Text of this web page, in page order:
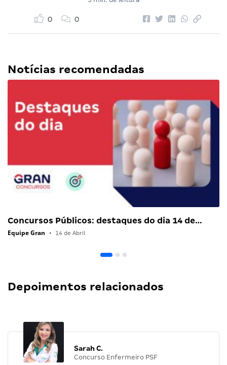
0 0
Notícias recomendadas
Concursos Públicos: destaques do dia 14 de…
Equipe Gran • 14 de Abril
Depoimentos relacionados
Sarah C.
Concurso Enfermeiro PSF